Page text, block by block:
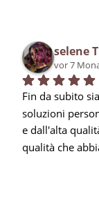
selene
vor 7
Fin da subito
soluzioni
e dall'alta
qualità che